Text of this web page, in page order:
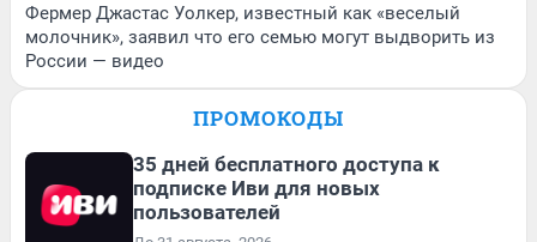
Фермер Джастас Уолкер, известный как «веселый
молочник», заявил что его семью могут выдворить из
России — видео
ПРОМОКОДЫ
35 дней бесплатного доступа к
подписке Иви для новых
пользователей